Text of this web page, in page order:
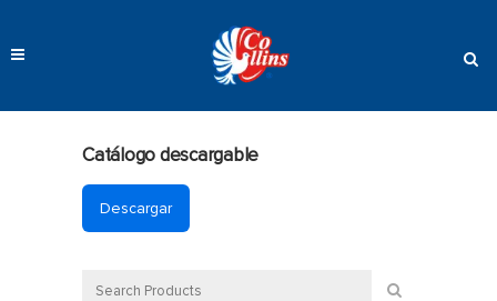
Catálogo descargable
Descargar